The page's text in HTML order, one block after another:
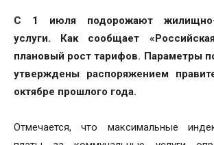
С 1 июля подорожают жилищно-
услуги. Как сообщает
плановый рост тарифов. Параметры
утверждены распоряжением
октябре прошлого года.
Отмечается, что максимальные